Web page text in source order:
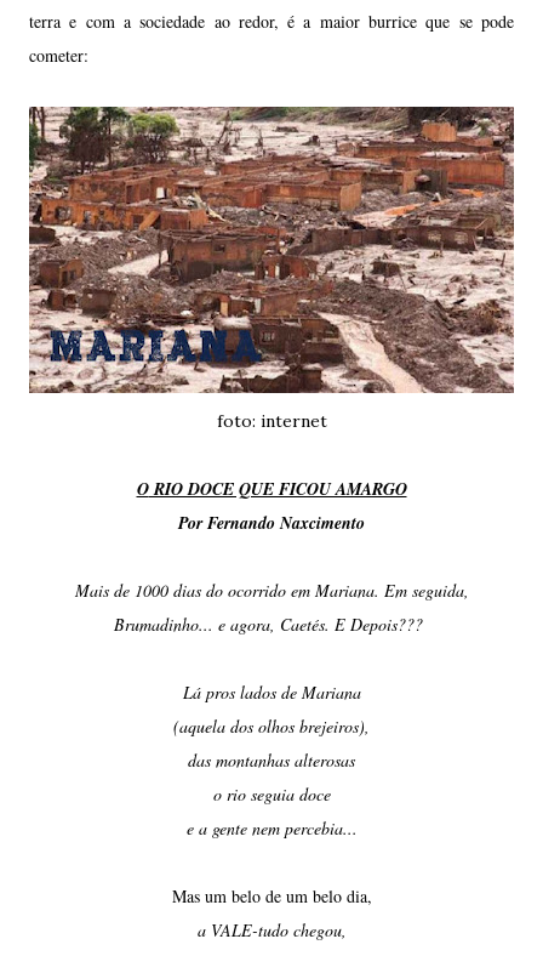
terra e com a sociedade ao redor, é a maior burrice que se pode
cometer:
foto: internet
O RIO DOCE QUE FICOU AMARGO
Por Fernando Naxcimento
Mais de 1000 dias do ocorrido em Mariana. Em seguida,
Brumadinho... e agora, Caetés. E Depois???
Lá pros lados de Mariana
(aquela dos olhos brejeiros),
das montanhas alterosas
o rio seguia doce
e a gente nem percebia...
Mas um belo de um belo dia,
a VALE-tudo chegou,